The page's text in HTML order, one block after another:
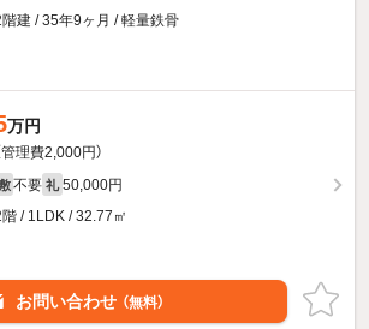
建 / 35年9ヶ月 / 軽量鉄骨
万円
管理費2,000円）
不要 礼 50,000円
/ 1LDK / 32.77㎡
お問い合わせ （無料）